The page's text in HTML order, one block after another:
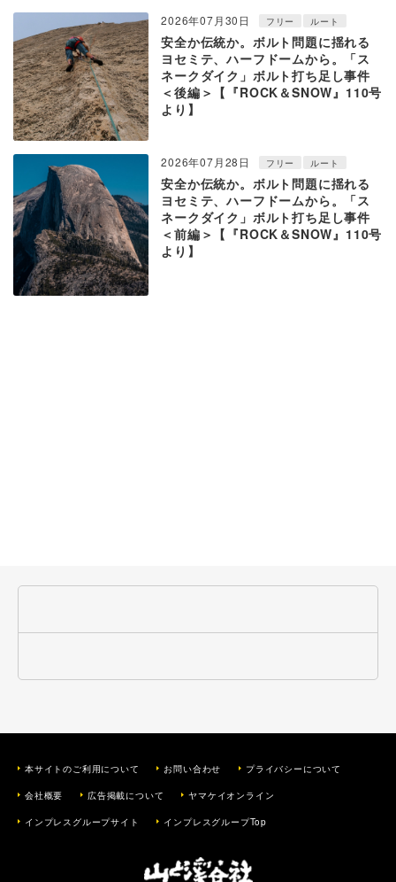
2026年07月30日 フリー ルート
安全か伝統か。ボルト問題に揺れる
ヨセミテ、ハーフドームから。「ス
ネークダイク」ボルト打ち足し事件
＜後編＞【『ROCK＆SNOW』110号
より】
2026年07月28日 フリー ルート
安全か伝統か。ボルト問題に揺れる
ヨセミテ、ハーフドームから。「ス
ネークダイク」ボルト打ち足し事件
＜前編＞【『ROCK＆SNOW』110号
より】
本サイトのご利用について お問い合わせ プライバシーについて
会社概要 広告掲載について ヤマケイオンライン
インプレスグループサイト インプレスグループTop